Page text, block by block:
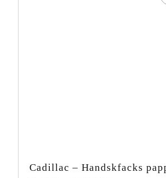
Cadillac – Handskfacks